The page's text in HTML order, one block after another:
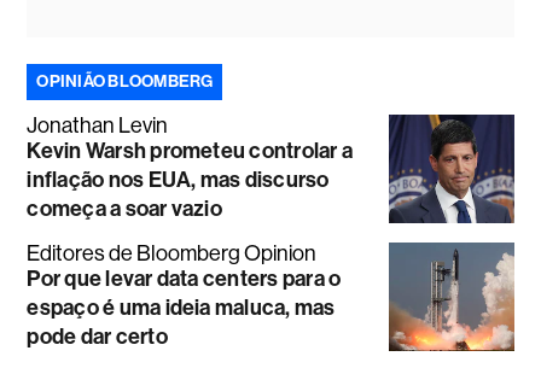
OPINIÃO BLOOMBERG
Jonathan Levin
Kevin Warsh prometeu controlar a
inflação nos EUA, mas discurso
começa a soar vazio
Editores de Bloomberg Opinion
Por que levar data centers para o
espaço é uma ideia maluca, mas
pode dar certo